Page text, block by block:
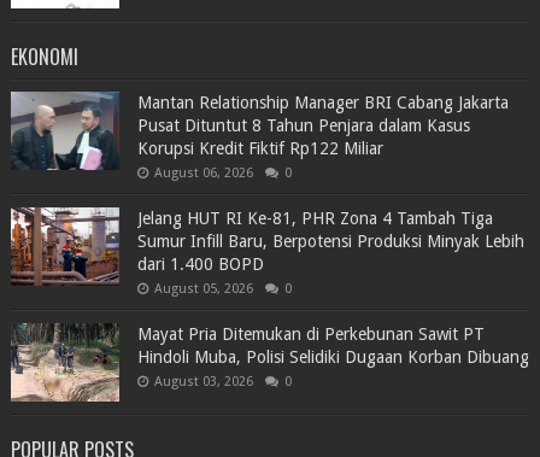
EKONOMI
Mantan Relationship Manager BRI Cabang Jakarta
Pusat Dituntut 8 Tahun Penjara dalam Kasus
Korupsi Kredit Fiktif Rp122 Miliar
August 06, 2026 0
Jelang HUT RI Ke-81, PHR Zona 4 Tambah Tiga
Sumur Infill Baru, Berpotensi Produksi Minyak Lebih
dari 1.400 BOPD
August 05, 2026 0
Mayat Pria Ditemukan di Perkebunan Sawit PT
Hindoli Muba, Polisi Selidiki Dugaan Korban Dibuang
August 03, 2026 0
POPULAR POSTS